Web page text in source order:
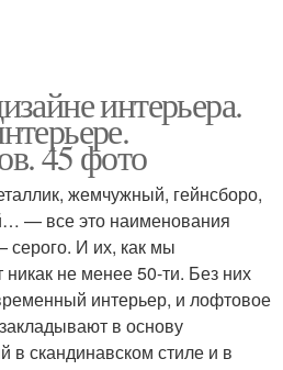
интерьера.
45 фото
жемчужный, гейнсборо,
— все это наименования
серого. И их, как мы
не менее 50-ти. Без них
интерьер, и лофтовое
в основу
в скандинавском стиле и в